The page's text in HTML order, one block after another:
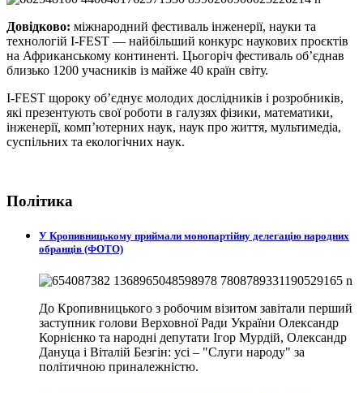
Довідково: міжнародний фестиваль інженерії, науки та
технологій I-FEST — найбільший конкурс наукових проєктів
на Африканському континенті. Цьогоріч фестиваль об’єднав
близько 1200 учасників із майже 40 країн світу.
I-FEST щороку об’єднує молодих дослідників і розробників,
які презентують свої роботи в галузях фізики, математики,
інженерії, комп’ютерних наук, наук про життя, мультимедіа,
суспільних та екологічних наук.
Політика
У Кропивницькому приймали монопартійну делегацію народних
обранців (ФОТО)
До Кропивницького з робочим візитом завітали перший
заступник голови Верховної Ради України Олександр
Корнієнко та народні депутати Ігор Мурдій, Олександр
Дануца і Віталій Безгін: усі – "Слуги народу" за
політичною приналежністю.